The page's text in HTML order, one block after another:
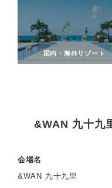
国内・海外リゾート
&WAN 九十九
会場名
&WAN 九十九里